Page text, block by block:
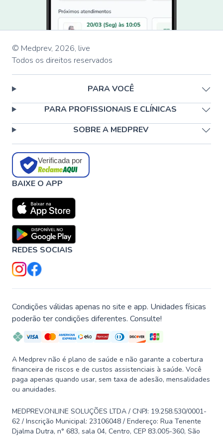
© Medprev, 2026, live
Todos os direitos reservados
PARA VOCÊ
PARA PROFISSIONAIS E CLÍNICAS
SOBRE A MEDPREV
Verificada por
BAIXE O APP
REDES SOCIAIS
Condições válidas apenas no site e app. Unidades físicas
poderão ter condições diferentes. Consulte!
A Medprev não é plano de saúde e não garante a cobertura
financeira de riscos e de custos assistenciais à saúde. Você
paga apenas quando usar, sem taxa de adesão, mensalidades
ou anuidades.
MEDPREV.ONLINE SOLUÇÕES LTDA / CNPJ: 19.258.530/0001-
62 / Inscrição Municipal: 23106048 / Endereço: Rua Tenente
Djalma Dutra, n° 683, sala 04, Centro, CEP 83.005-360, São